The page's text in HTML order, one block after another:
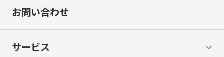
お問い合わせ
サービス